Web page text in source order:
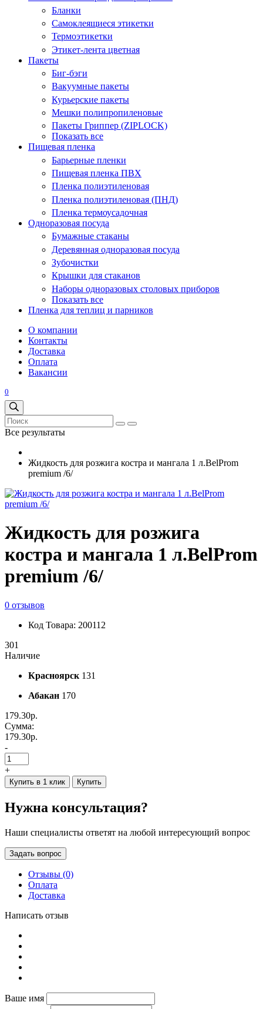
Бланки
Самоклеящиеся этикетки
Термоэтикетки
Этикет-лента цветная
Пакеты
Биг-бэги
Вакуумные пакеты
Курьерские пакеты
Мешки полипропиленовые
Пакеты Гриппер (ZIPLOCK)
Показать все
Пищевая пленка
Барьерные пленки
Пищевая пленка ПВХ
Пленка полиэтиленовая
Пленка полиэтиленовая (ПНД)
Пленка термоусадочная
Одноразовая посуда
Бумажные стаканы
Деревянная одноразовая посуда
Зубочистки
Крышки для стаканов
Наборы одноразовых столовых приборов
Показать все
Пленка для теплиц и парников
О компании
Контакты
Доставка
Оплата
Вакансии
0
Все результаты
Жидкость для розжига костра и мангала 1 л.BelProm
premium /6/
Жидкость для розжига
костра и мангала 1 л.BelProm
premium /6/
0 отзывов
Код Товара: 200112
301
Наличие
Красноярск 131
Абакан 170
179.30р.
Сумма:
179.30р.
-
+
Купить в 1 клик Купить
Нужна консультация?
Наши специалисты ответят на любой интересующий вопрос
Задать вопрос
Отзывы (0)
Оплата
Доставка
Написать отзыв
Ваше имя